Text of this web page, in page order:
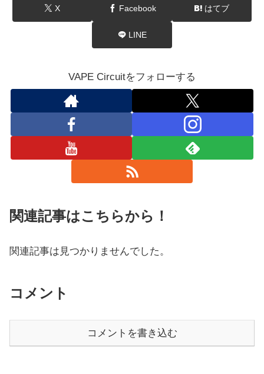
X Facebook はてブ
LINE
VAPE Circuitをフォローする
関連記事はこちらから！
関連記事は見つかりませんでした。
コメント
コメントを書き込む